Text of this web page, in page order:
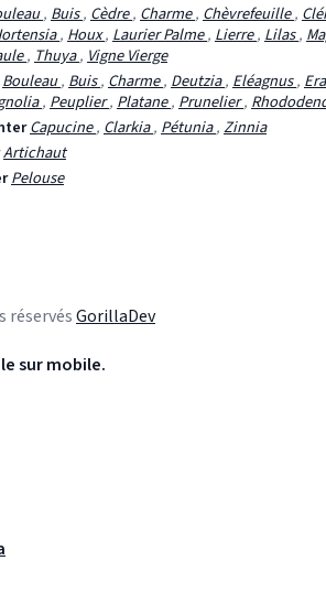
, Buis, Cèdre, Charme, Chèvrefeuille,
, Houx, Laurier Palme, Lierre, Lilas,
, Thuya, Vigne Vierge
Bouleau, Buis, Charme, Deutzia, Eléagnus,
, Peuplier, Platane, Prunelier,
Capucine, Clarkia, Pétunia,Zinnia
Artichaut
Pelouse
réservésGorillaDev
sur mobile.